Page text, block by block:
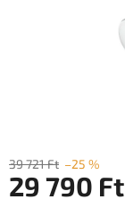
39 721 Ft –25 %
29 790 Ft